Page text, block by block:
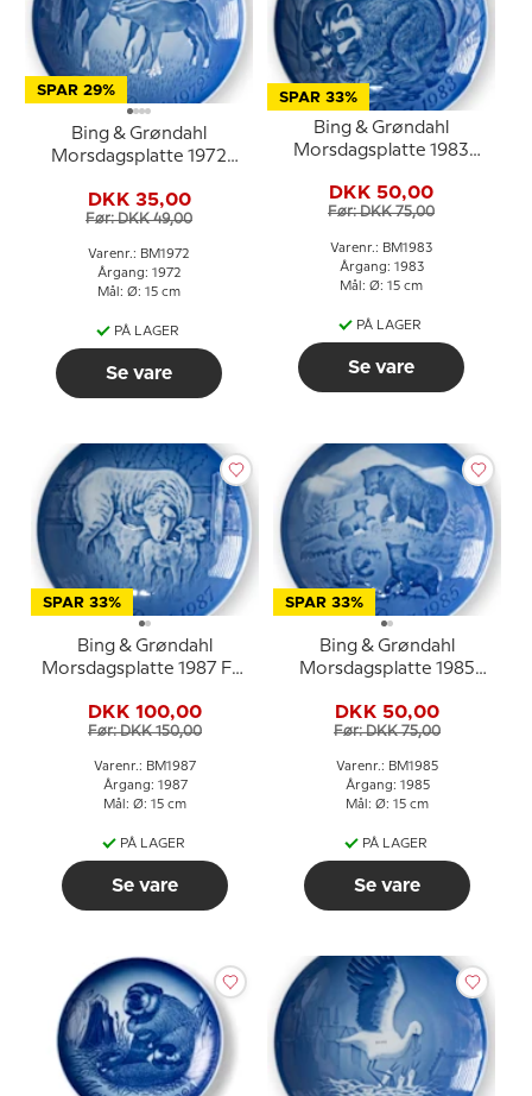
SPAR 29%
Bing & Grøndahl
Morsdagsplatte 1972
DKK 35,00
Før: DKK 49,00
Varenr.: BM1972
Årgang: 1972
Mål: Ø: 15 cm
PÅ LAGER
Se vare
SPAR 33%
Bing & Grøndahl
Morsdagsplatte 1983
DKK 50,00
Før: DKK 75,00
Varenr.: BM1983
Årgang: 1983
Mål: Ø: 15 cm
PÅ LAGER
Se vare
SPAR 33%
Bing & Grøndahl
Morsdagsplatte 1987 Får
DKK 100,00
Før: DKK 150,00
Varenr.: BM1987
Årgang: 1987
Mål: Ø: 15 cm
PÅ LAGER
Se vare
SPAR 33%
Bing & Grøndahl
Morsdagsplatte 1985
DKK 50,00
Før: DKK 75,00
Varenr.: BM1985
Årgang: 1985
Mål: Ø: 15 cm
PÅ LAGER
Se vare